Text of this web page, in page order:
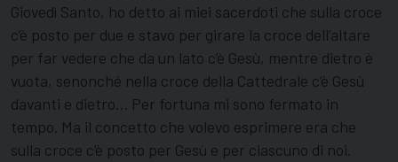
Giovedì Santo, ho detto ai miei sacerdoti che sulla croce
c’è posto per due e stavo per girare la croce dell’altare
per far vedere che da un lato c’è Gesù, mentre dietro è
vuota, senonché nella croce della Cattedrale c’è Gesù
davanti e dietro… Per fortuna mi sono fermato in
tempo. Ma il concetto che volevo esprimere era che
sulla croce c’è posto per Gesù e per ciascuno di noi.